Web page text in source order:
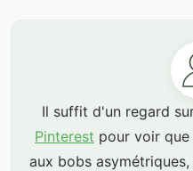
Il suffit d'un regard
Pinterest pour voir
aux bobs